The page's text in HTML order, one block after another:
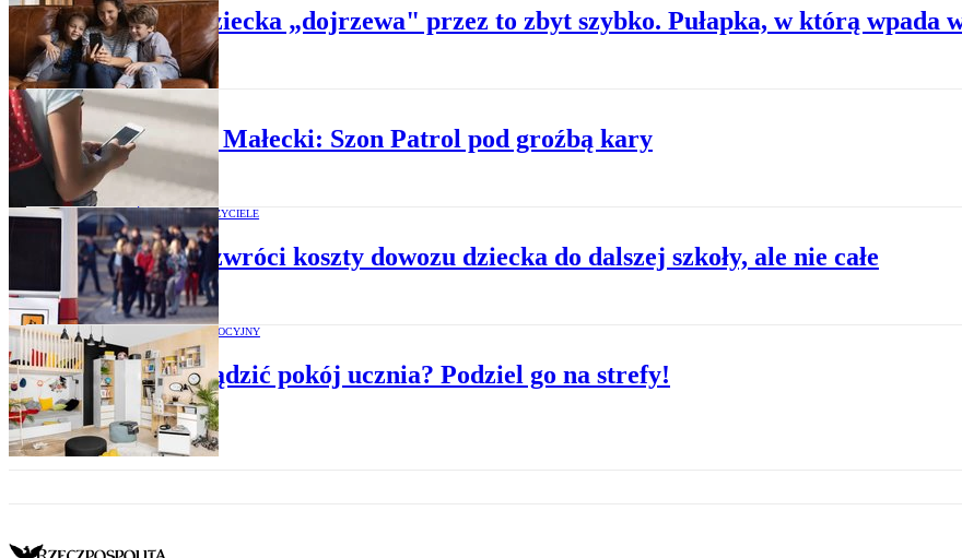
Mózg dziecka „dojrzewa" przez to zbyt szybko. Pułapka, w którą wpada
RZECZ O PRAWIE
Mikołaj Małecki: Szon Patrol pod groźbą kary
OŚWIATA I NAUCZYCIELE
Gmina zwróci koszty dowozu dziecka do dalszej szkoły, ale nie całe
MATERIAŁ PROMOCYJNY
Jak urządzić pokój ucznia? Podziel go na strefy!